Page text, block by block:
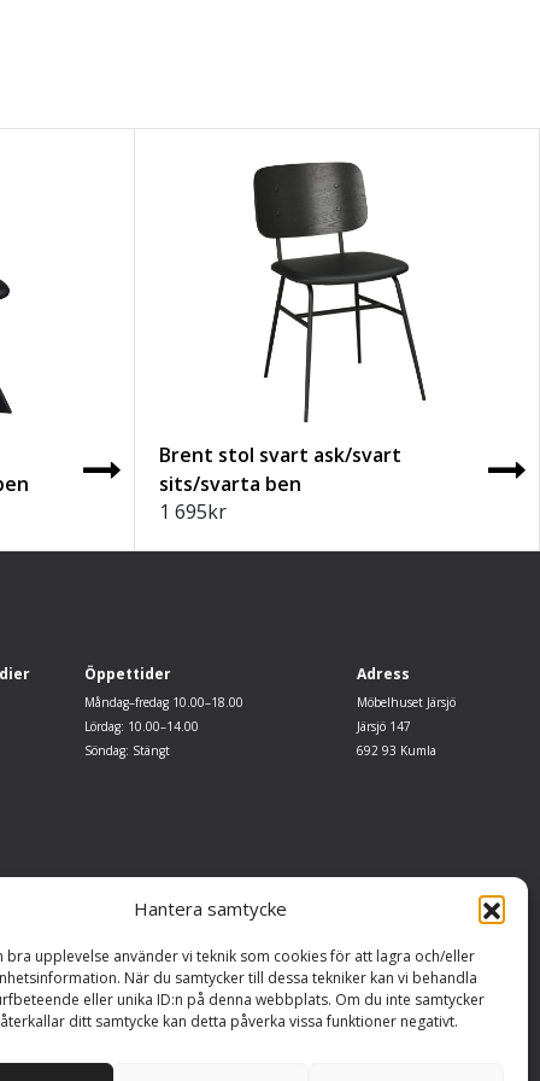
Hantera samtycke
bra upplevelse använder vi teknik som cookies för att lagra och/eller
När du samtycker till dessa tekniker kan vi behandla
eller unika ID:n på denna webbplats. Om du inte samtycker
ditt samtycke kan detta påverka vissa funktioner negativt.
Brent stol svart ask/svart
sits/svarta ben
1 695kr
Öppettider
Måndag–fredag 10.00–18.00
Lördag: 10.00–14.00
Söndag: Stängt
Adress
Möbelhuset Järsjö
Järsjö 147
692 93 Kumla